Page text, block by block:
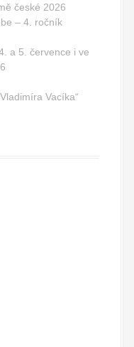
české 2026
– 4. ročník
a 5. července i ve
Vacíka“